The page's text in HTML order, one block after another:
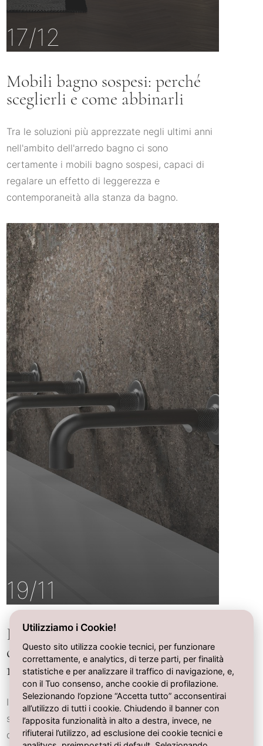
17/12
Mobili bagno sospesi: perché
sceglierli e come abbinarli
Tra le soluzioni più apprezzate negli ultimi anni
nell'ambito dell'arredo bagno ci sono
certamente i mobili bagno sospesi, capaci di
regalare un effetto di leggerezza e
contemporaneità alla stanza da bagno.
19/11
Bagni per spazi commerciali,
dal progetto alla scelta dei
materiali
Il bagno di un ristorante, di un hotel o di uno
spazio commerciale racconta molto più di
quanto si possa immaginare. Ecco come
Utilizziamo i Cookie!
Questo sito utilizza cookie tecnici, per funzionare
correttamente, e analytics, di terze parti, per finalità
statistiche e per analizzare il traffico di navigazione, e,
con il Tuo consenso, anche cookie di profilazione.
Selezionando l’opzione “Accetta tutto” acconsentirai
all’utilizzo di tutti i cookie. Chiudendo il banner con
l’apposita funzionalità in alto a destra, invece, ne
rifiuterai l’utilizzo, ad esclusione dei cookie tecnici e